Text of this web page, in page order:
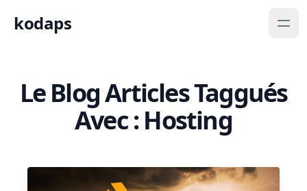
kodaps
Le Blog Articles Taggués
Avec : Hosting